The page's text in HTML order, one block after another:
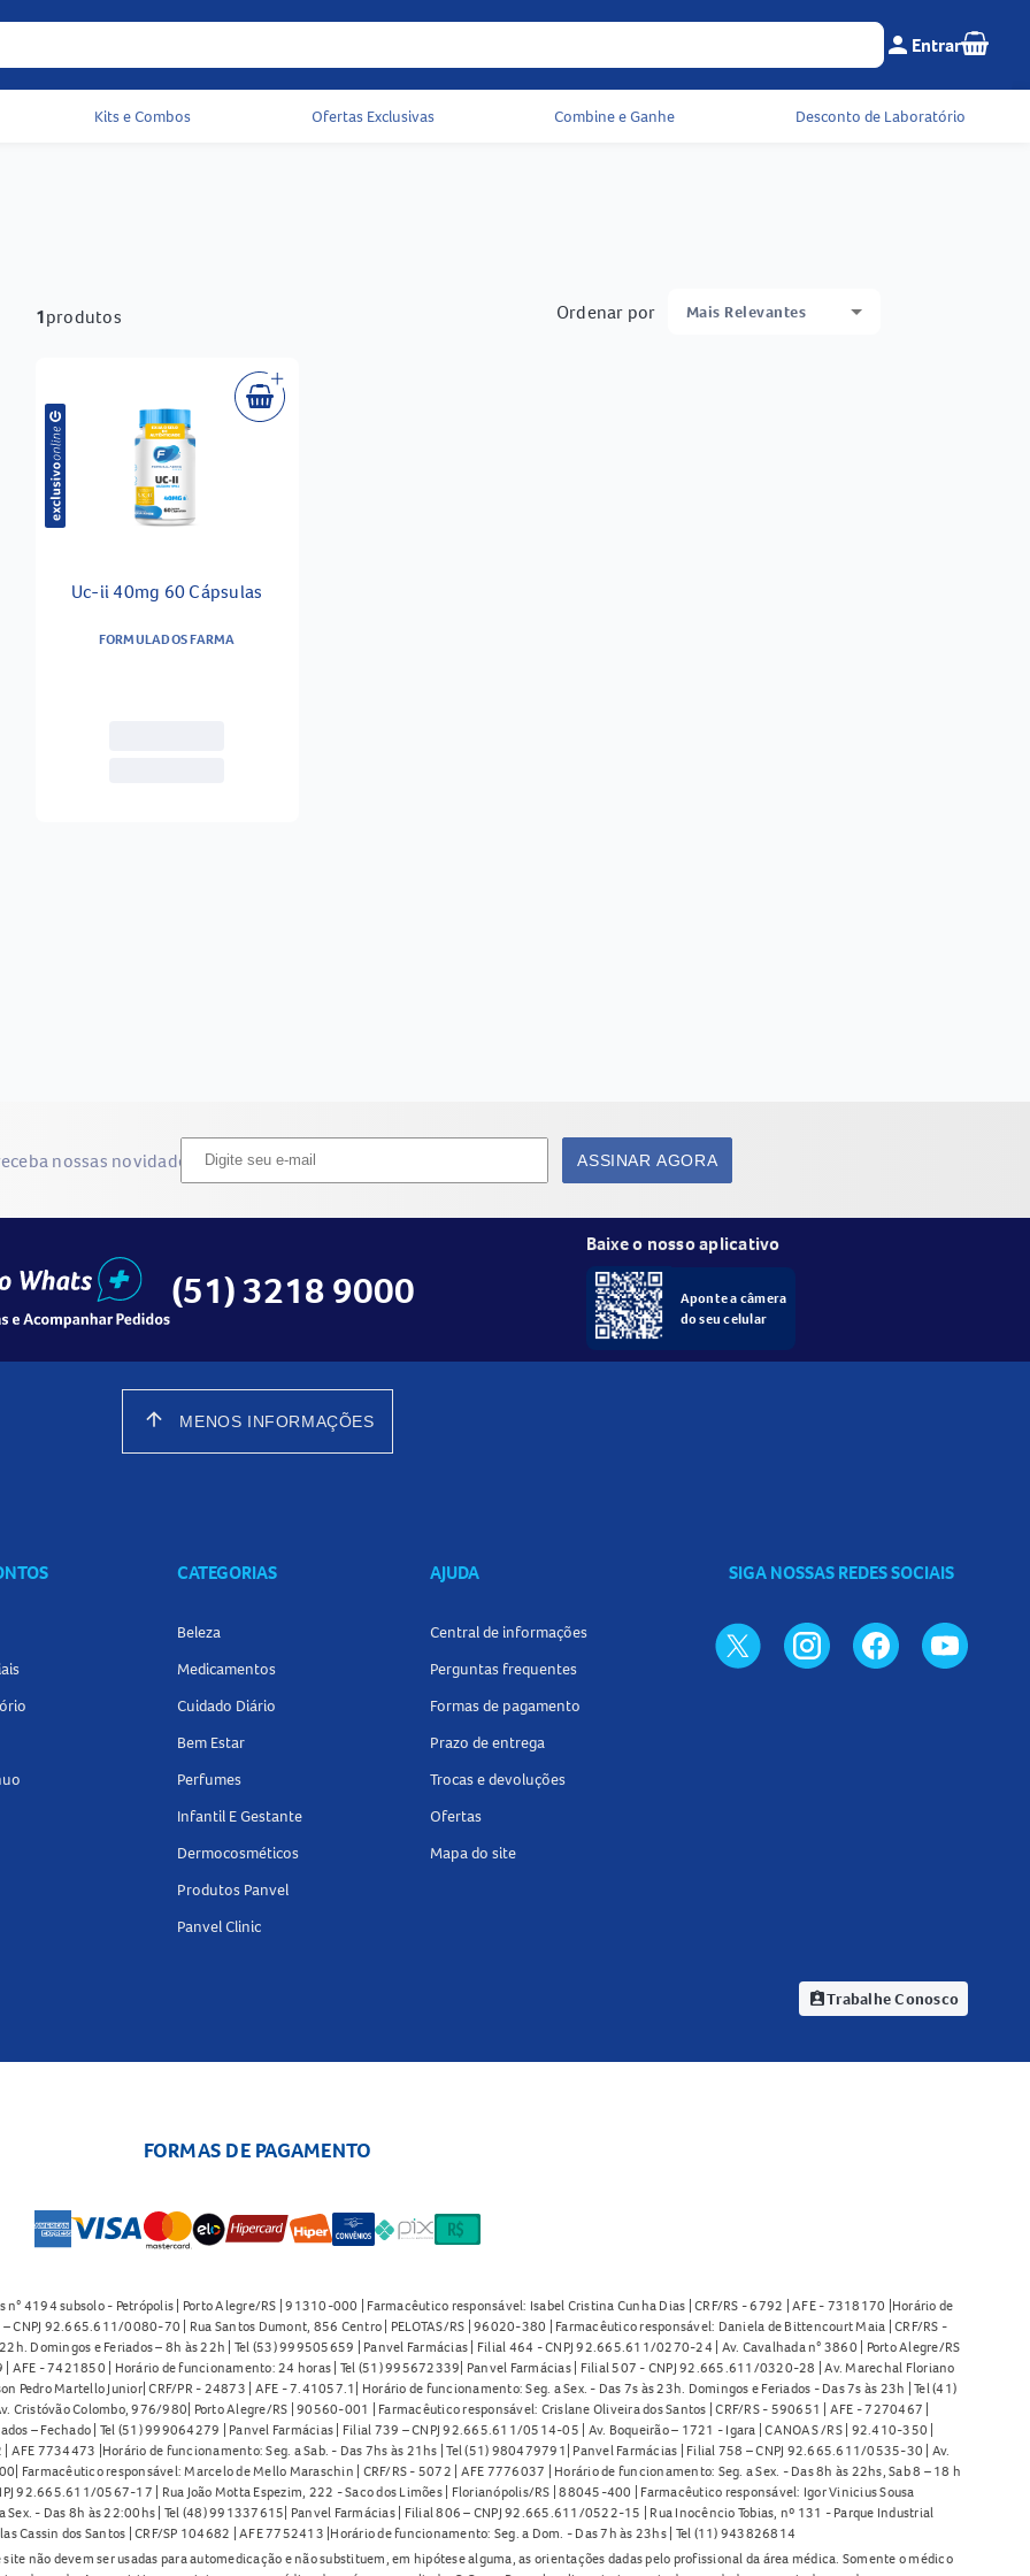
Menu do cliente e
person Entrar Seu
Acessos rápidos do cabeçalho
Kits e Combos Ofertas Exclusivas Combine e Ganhe Desconto de Laboratório
1produtos Ordenar por Mais Relevantes
Uc-ii 40mg 60 Cápsulas
FORMULADOS FARMA
nossas novidades ASSINAR AGORA
(51) 3218 9000
Baixe o nosso aplicativo
Aponte a câmera
do seu celular
arrow_upward MENOS INFORMAÇÕES
CATEGORIAS
Beleza
Medicamentos
Cuidado Diário
Bem Estar
Perfumes
Infantil E Gestante
Dermocosméticos
Produtos Panvel
Panvel Clinic
AJUDA
Central de informações
Perguntas frequentes
Formas de pagamento
Prazo de entrega
Trocas e devoluções
Ofertas
Mapa do site
SIGA NOSSAS REDES SOCIAIS
assignment_indTrabalhe Conosco
FORMAS DE PAGAMENTO
4194 subsolo - Petrópolis | Porto Alegre/RS | 91310-000 | Farmacêutico responsável: Isabel Cristina Cunha Dias | CRF/RS - 6792 | AFE - 7318170 |Horário de
92.665.611/0080-70 | Rua Santos Dumont, 856 Centro | PELOTAS/RS | 96020-380 | Farmacêutico responsável: Daniela de Bittencourt Maia | CRF/RS -
Domingos e Feriados – 8h às 22h | Tel (53) 999505659 | Panvel Farmácias | Filial 464 - CNPJ 92.665.611/0270-24 | Av. Cavalhada n° 3860 | Porto Alegre/RS
AFE - 7421850 | Horário de funcionamento: 24 horas | Tel (51) 995672339| Panvel Farmácias | Filial 507 - CNPJ 92.665.611/0320-28 | Av. Marechal Floriano
Martello Junior| CRF/PR - 24873 | AFE - 7.41057.1| Horário de funcionamento: Seg. a Sex. - Das 7s às 23h. Domingos e Feriados - Das 7s às 23h | Tel (41)
Colombo, 976/980| Porto Alegre/RS | 90560-001 | Farmacêutico responsável: Crislane Oliveira dos Santos | CRF/RS - 590651 | AFE - 7270467 |
– Fechado | Tel (51) 999064279 | Panvel Farmácias | Filial 739 – CNPJ 92.665.611/0514-05 | Av. Boqueirão – 1721 - Igara | CANOAS /RS | 92.410-350 |
AFE 7734473 |Horário de funcionamento: Seg. a Sab. - Das 7hs às 21hs | Tel (51) 980479791| Panvel Farmácias | Filial 758 – CNPJ 92.665.611/0535-30 | Av.
Farmacêutico responsável: Marcelo de Mello Maraschin | CRF/RS - 5072 | AFE 7776037 | Horário de funcionamento: Seg. a Sex. - Das 8h às 22hs, Sab 8 – 18 h
92.665.611/0567-17 | Rua João Motta Espezim, 222 - Saco dos Limões | Florianópolis/RS | 88045-400 | Farmacêutico responsável: Igor Vinicius Sousa
- Das 8h às 22:00hs | Tel (48) 991337615| Panvel Farmácias | Filial 806 – CNPJ 92.665.611/0522-15 | Rua Inocêncio Tobias, nº 131 - Parque Industrial
Cassin dos Santos | CRF/SP 104682 | AFE 7752413 |Horário de funcionamento: Seg. a Dom. - Das 7h às 23hs | Tel (11) 943826814
não devem ser usadas para automedicação e não substituem, em hipótese alguma, as orientações dadas pelo profissional da área médica. Somente o médico